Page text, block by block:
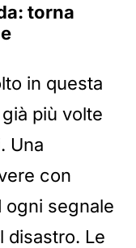
torna
in questa
più volte
Una
con
ogni segnale
disastro. Le